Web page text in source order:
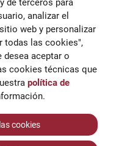
de terceros para
analizar el
web y personalizar
todas las cookies",
desea aceptar o
cookies técnicas que
política de
cookies